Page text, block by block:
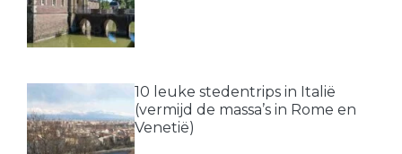
10 leuke stedentrips in Italië
(vermijd de massa’s in Rome en
Venetië)